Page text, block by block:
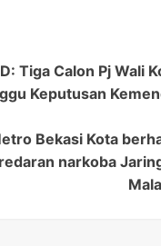
Tiga Calon Pj Wali
Keputusan
Bekasi Kota
narkoba